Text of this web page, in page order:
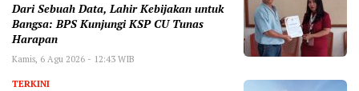
Dari Sebuah Data, Lahir Kebijakan untuk
Bangsa: BPS Kunjungi KSP CU Tunas
Harapan
Kamis, 6 Agu 2026 - 12:43 WIB
TERKINI